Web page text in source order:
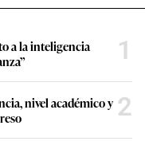
a la inteligencia
1
nivel académico y 2